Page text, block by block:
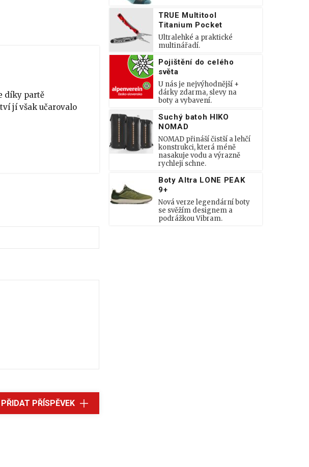
díky partě
jí však učarovalo
PŘIDAT PŘÍSPĚVEK
TRUE Multitool
Titanium Pocket
Ultralehké a praktické
multinářadí.
Pojištění do celého
světa
U nás je nejvýhodnější +
dárky zdarma, slevy na
boty a vybavení.
Suchý batoh HIKO
NOMAD
NOMAD přináší čistší a lehčí
konstrukci, která méně
nasakuje vodu a výrazně
rychleji schne.
Boty Altra LONE PEAK
9+
Nová verze legendární boty
se svěžím designem a
podrážkou Vibram.